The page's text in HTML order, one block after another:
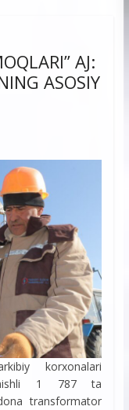
AJ:
ASOSIY
korxonalari
1 787 ta
transformator